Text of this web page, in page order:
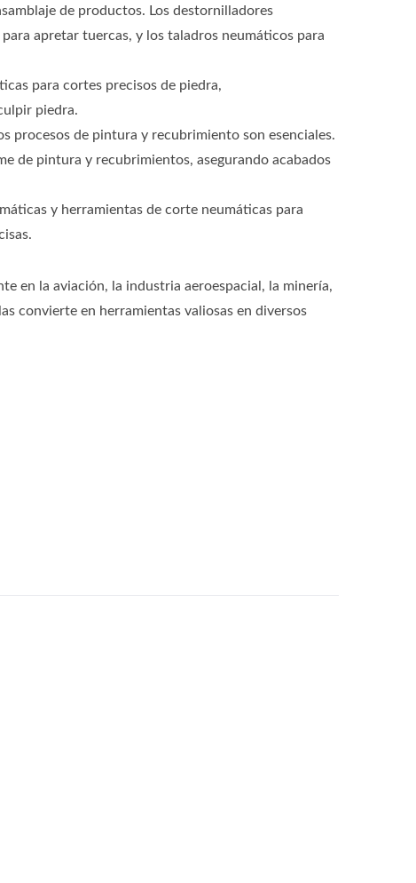
de productos. Los destornilladores
apretar tuercas, y los taladros neumáticos para
para cortes precisos de piedra,
piedra.
procesos de pintura y recubrimiento son esenciales.
de pintura y recubrimientos, asegurando acabados
y herramientas de corte neumáticas para
en la aviación, la industria aeroespacial, la minería,
convierte en herramientas valiosas en diversos